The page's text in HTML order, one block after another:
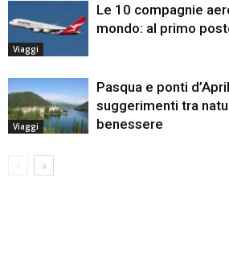
Viaggi
Le 10 compagnie
mondo: al primo
Viaggi
Pasqua e ponti
suggerimenti tra
benessere